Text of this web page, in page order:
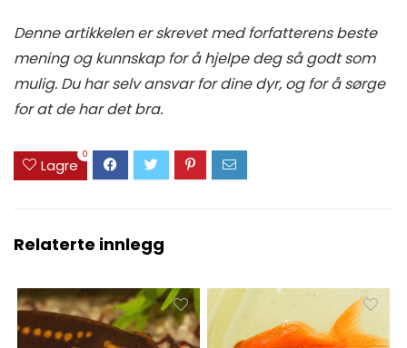
Denne artikkelen er skrevet med forfatterens beste
mening og kunnskap for å hjelpe deg så godt som
mulig. Du har selv ansvar for dine dyr, og for å sørge
for at de har det bra.
Lagre
0
Relaterte innlegg